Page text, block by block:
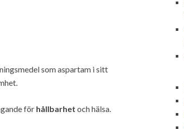
som aspartam i sitt
för hållbarhet och hälsa.